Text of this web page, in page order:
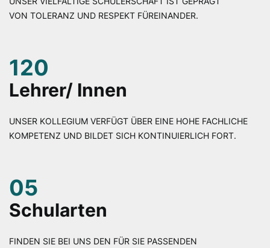
VON TOLERANZ UND RESPEKT FÜREINANDER.
120
Lehrer/ Innen
UNSER KOLLEGIUM VERFÜGT ÜBER EINE HOHE FACHLICHE
KOMPETENZ UND BILDET SICH KONTINUIERLICH FORT.
05
Schularten
FINDEN SIE BEI UNS DEN FÜR SIE PASSENDEN